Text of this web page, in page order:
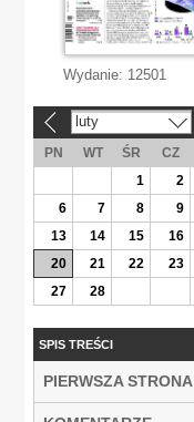
Wydanie: 12501
luty
PN WT ŚR CZ
1
2
6
7 8 9
13
14 15 16
20
21 22 23
27
28
SPIS TREŚCI
PIERWSZA STRONA